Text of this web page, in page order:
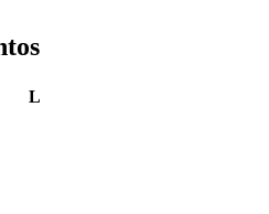
Llunes